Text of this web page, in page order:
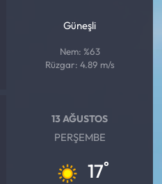
Güneşli
Nem: %63
Rüzgar: 4.89 m/s
13 AĞUSTOS
PERŞEMBE
17°